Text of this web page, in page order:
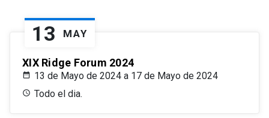
13 MAY
XIX Ridge Forum 2024
13 de Mayo de 2024 a 17 de Mayo de 2024
Todo el dia.